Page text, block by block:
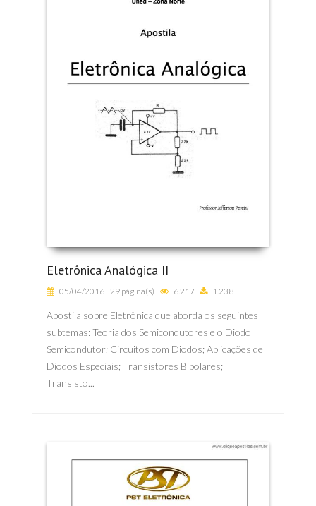
Eletrônica Analógica II
05/04/2016 29 página(s) 6.217 1.238
Apostila sobre Eletrônica que aborda os seguintes
subtemas: Teoria dos Semicondutores e o Diodo
Semicondutor; Circuitos com Diodos; Aplicações de
Diodos Especiais; Transistores Bipolares;
Transisto...